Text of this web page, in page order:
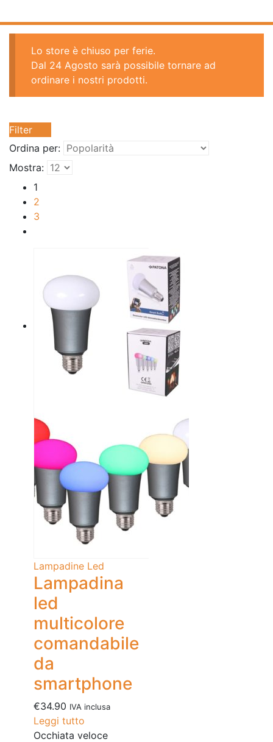
Lo store è chiuso per ferie.
Dal 24 Agosto sarà possibile tornare ad
ordinare i nostri prodotti.
Filter
Ordina per:
Mostra:
1
2
3
Lampadine Led
Lampadina
led
multicolore
comandabile
da
smartphone
€34.90 IVA inclusa
Leggi tutto
Occhiata veloce